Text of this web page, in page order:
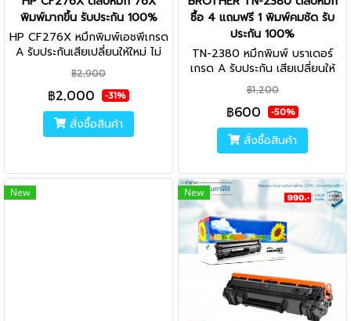
พิมพ์มากขึ้น รับประกัน 100%
HP CF276X หมึกพิมพ์เอชพีเกรด
A รับประกันเสียเปลี่ยนให้ใหม่ ไม่
พอใจยินดีคืนเงิน คุณภาพสูง นำ
เข้าจากญี่ปุ่น ไม่ส่งผลเสียต่อ
เครื่องพิมพ์ ใช้ได้จริง
฿2,900
฿2,000 -31%
สั่งซื้อสินค้า
ซื้อ 4 แถมฟรี 1 พิมพ์คมชัด รับ
ประกัน 100%
TN-2380 หมึกพิมพ์ บราเดอร์
เกรด A รับประกัน เสียเปลี่ยนให้
ใหม่ ไม่พอใจยินดีคืนเงิน ผลิตด้วย
อะไหล่ใหม่ทั้งหมด ไม่ทำเครื่องปริ้น
เสียแน่นอน
฿1,200
฿600 -50%
สั่งซื้อสินค้า
New New